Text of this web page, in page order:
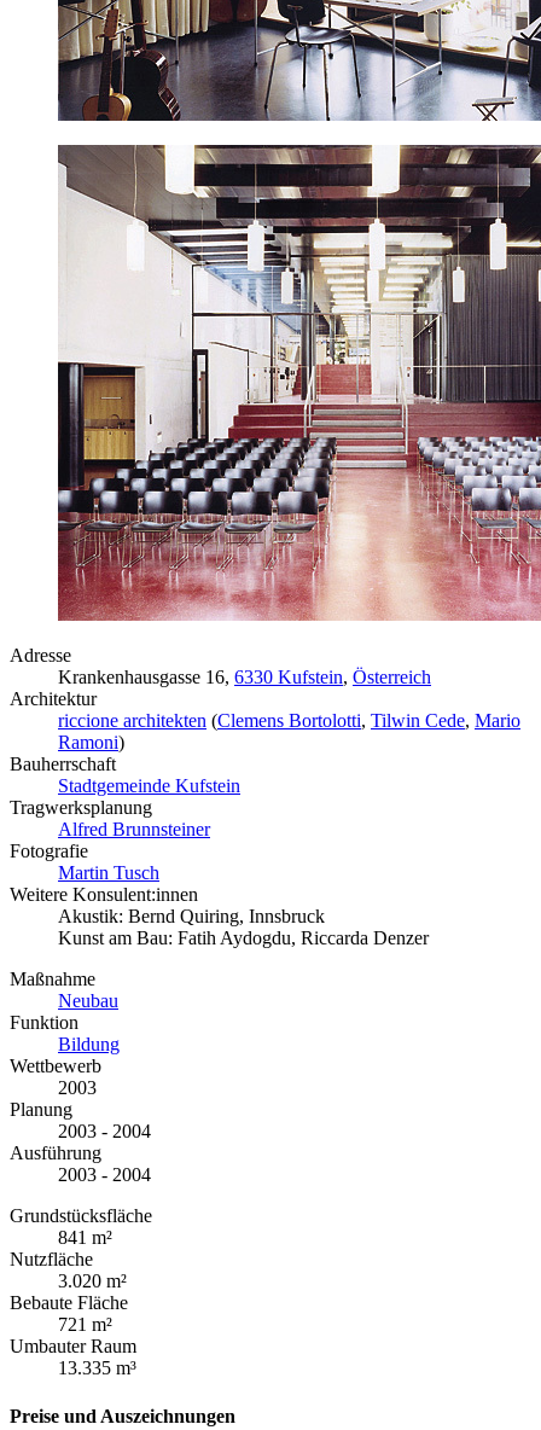
Adresse
Krankenhausgasse 16, 6330 Kufstein, Österreich
Architektur
riccione architekten (Clemens Bortolotti, Tilwin Cede, Mario
Ramoni)
Bauherrschaft
Stadtgemeinde Kufstein
Tragwerksplanung
Alfred Brunnsteiner
Fotografie
Martin Tusch
Weitere Konsulent:innen
Akustik: Bernd Quiring, Innsbruck
Kunst am Bau: Fatih Aydogdu, Riccarda Denzer
Maßnahme
Neubau
Funktion
Bildung
Wettbewerb
2003
Planung
2003 - 2004
Ausführung
2003 - 2004
Grundstücksfläche
841 m²
Nutzfläche
3.020 m²
Bebaute Fläche
721 m²
Umbauter Raum
13.335 m³
Preise und Auszeichnungen